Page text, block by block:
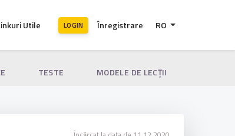
Utile LOGIN Înregistrare RO
TESTE MODELE DE LECȚII